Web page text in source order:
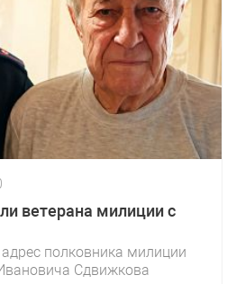
ветерана милиции с
полковника милиции
Сдвижкова